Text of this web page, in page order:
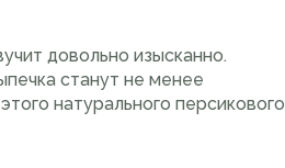
довольно изысканно.
станут не менее
натурального персикового